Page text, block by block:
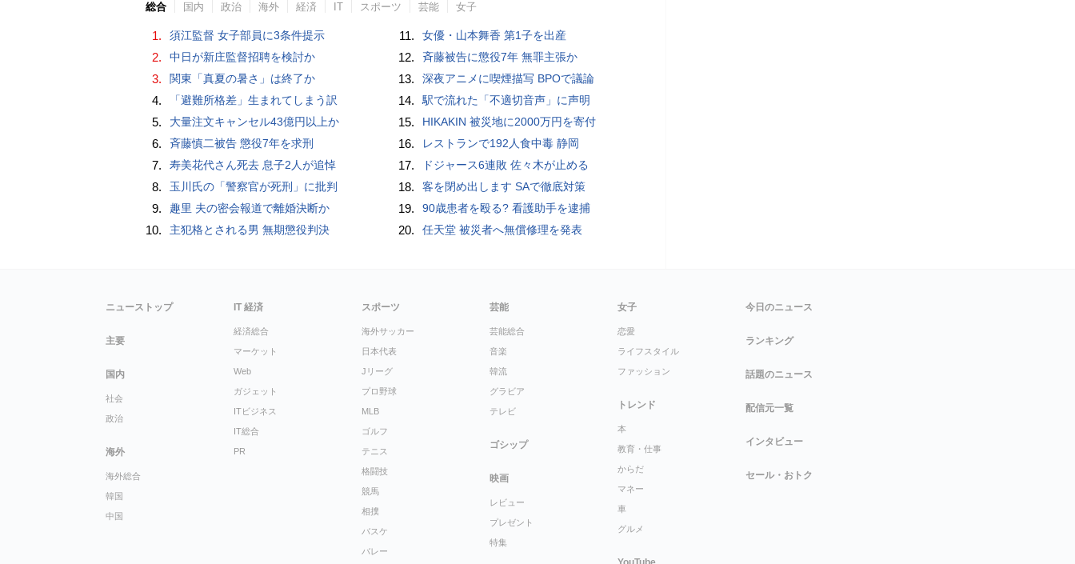
総合 国内 政治 海外 経済 IT スポーツ 芸能 女子
1. 須江監督 女子部員に3条件提示
2. 中日が新庄監督招聘を検討か
3. 関東「真夏の暑さ」は終了か
4. 「避難所格差」生まれてしまう訳
5. 大量注文キャンセル43億円以上か
6. 斉藤慎二被告 懲役7年を求刑
7. 寿美花代さん死去 息子2人が追悼
8. 玉川氏の「警察官が死刑」に批判
9. 趣里 夫の密会報道で離婚決断か
10. 主犯格とされる男 無期懲役判決
11. 女優・山本舞香 第1子を出産
12. 斉藤被告に懲役7年 無罪主張か
13. 深夜アニメに喫煙描写 BPOで議論
14. 駅で流れた「不適切音声」に声明
15. HIKAKIN 被災地に2000万円を寄付
16. レストランで192人食中毒 静岡
17. ドジャース6連敗 佐々木が止める
18. 客を閉め出します SAで徹底対策
19. 90歳患者を殴る? 看護助手を逮捕
20. 任天堂 被災者へ無償修理を発表
ニューストップ
主要
国内
社会
政治
海外
海外総合
韓国
中国
IT 経済
経済総合
マーケット
Web
ガジェット
ITビジネス
IT総合
PR
スポーツ
海外サッカー
日本代表
Jリーグ
プロ野球
MLB
ゴルフ
テニス
格闘技
競馬
相撲
バスケ
バレー
芸能
芸能総合
音楽
韓流
グラビア
テレビ
ゴシップ
映画
レビュー
プレゼント
特集
女子
恋愛
ライフスタイル
ファッション
トレンド
本
教育・仕事
からだ
マネー
車
グルメ
今日のニュース
ランキング
話題のニュース
配信元一覧
インタビュー
セール・おトク